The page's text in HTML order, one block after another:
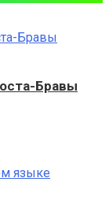
Бравы